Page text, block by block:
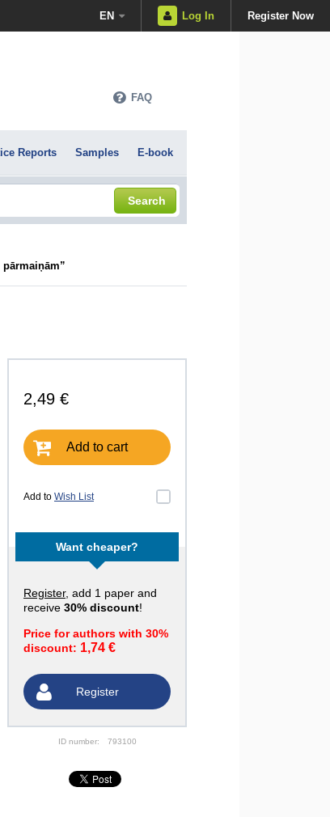
EN Log In Register Now
FAQ
Reports Samples E-book
Search
2,49 €
Add to cart
Add to Wish List
Want cheaper?
Register, add 1 paper and
receive 30% discount!
Price for authors with 30%
discount: 1,74 €
Register
ID number: 793100